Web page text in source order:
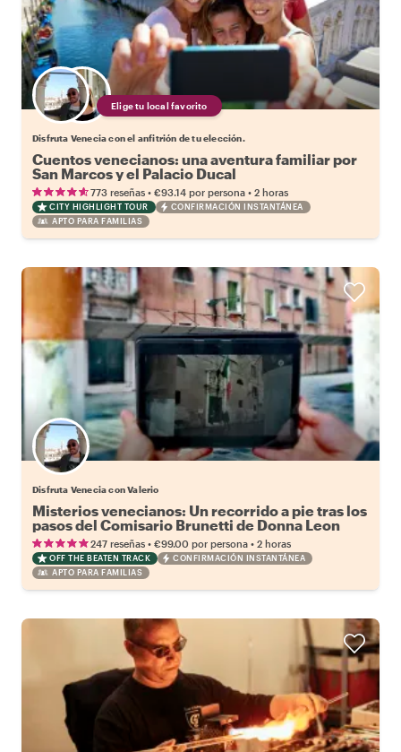
Elige tu local favorito
Disfruta Venecia con el anfitrión de tu elección.
Cuentos venecianos: una aventura familiar por
San Marcos y el Palacio Ducal
773 reseñas • €93.14 por persona • 2 horas
CITY HIGHLIGHT TOUR
CONFIRMACIÓN INSTANTÁNEA
APTO PARA FAMILIAS
Disfruta Venecia con Valerio
Misterios venecianos: Un recorrido a pie tras los
pasos del Comisario Brunetti de Donna Leon
247 reseñas • €99.00 por persona • 2 horas
OFF THE BEATEN TRACK
CONFIRMACIÓN INSTANTÁNEA
APTO PARA FAMILIAS